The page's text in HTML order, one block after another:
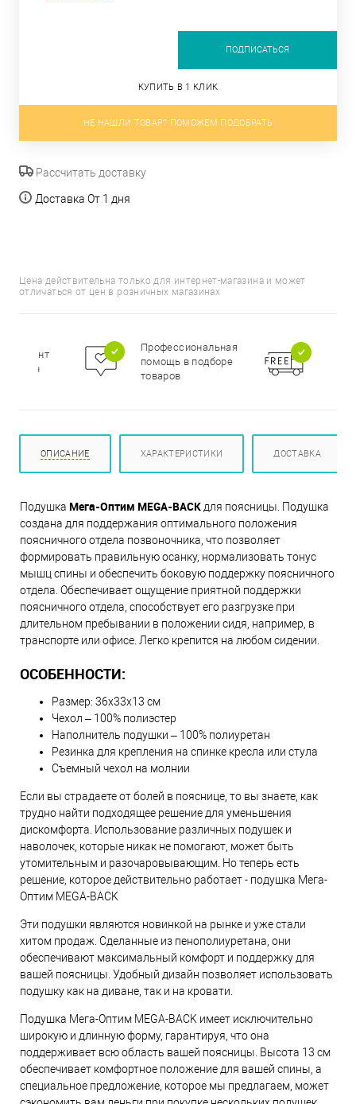
ПОДПИСАТЬСЯ
КУПИТЬ В 1 КЛИК
НЕ НАШЛИ ТОВАР? ПОМОЖЕМ ПОДОБРАТЬ
Рассчитать доставку
Доставка От 1 дня
Цена действительна только для интернет-магазина и может
отличаться от цен в розничных магазинах
Профессиональная
помощь в подборе
товаров
ОПИСАНИЕ ХАРАКТЕРИСТИКИ ДОСТАВКА
Подушка Мега-Оптим MEGA-BACK для поясницы. Подушка
создана для поддержания оптимального положения
поясничного отдела позвоночника, что позволяет
формировать правильную осанку, нормализовать тонус
мышц спины и обеспечить боковую поддержку поясничного
отдела. Обеспечивает ощущение приятной поддержки
поясничного отдела, способствует его разгрузке при
длительном пребывании в положении сидя, например, в
транспорте или офисе. Легко крепится на любом сидении.
ОСОБЕННОСТИ:
Размер: 36х33х13 см
Чехол – 100% полиэстер
Наполнитель подушки – 100% полиуретан
Резинка для крепления на спинке кресла или стула
Съемный чехол на молнии
Если вы страдаете от болей в пояснице, то вы знаете, как
трудно найти подходящее решение для уменьшения
дискомфорта. Использование различных подушек и
наволочек, которые никак не помогают, может быть
утомительным и разочаровывающим. Но теперь есть
решение, которое действительно работает - подушка Мега-
Оптим MEGA-BACK
Эти подушки являются новинкой на рынке и уже стали
хитом продаж. Сделанные из пенополиуретана, они
обеспечивают максимальный комфорт и поддержку для
вашей поясницы. Удобный дизайн позволяет использовать
подушку как на диване, так и на кровати.
Подушка Мега-Оптим MEGA-BACK имеет исключительно
широкую и длинную форму, гарантируя, что она
поддерживает всю область вашей поясницы. Высота 13 см
обеспечивает комфортное положение для вашей спины, а
специальное предложение, которое мы предлагаем, может